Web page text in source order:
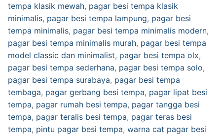
tempa klasik mewah, pagar besi tempa klasik
minimalis, pagar besi tempa lampung, pagar besi
tempa minimalis, pagar besi tempa minimalis modern,
pagar besi tempa minimalis murah, pagar besi tempa
model classic dan minimalist, pagar besi tempa olx,
pagar besi tempa sederhana, pagar besi tempa solo,
pagar besi tempa surabaya, pagar besi tempa
tembaga, pagar gerbang besi tempa, pagar lipat besi
tempa, pagar rumah besi tempa, pagar tangga besi
tempa, pagar teralis besi tempa, pagar teras besi
tempa, pintu pagar besi tempa, warna cat pagar besi